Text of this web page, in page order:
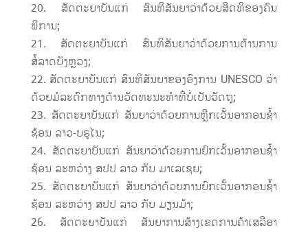
ສັດຕະຍາບັນແກ່ ສົນທິສັນຍາວ່າດ້ວຍສິດທິຂອງຄົນ
ພິການ;
ສັດຕະຍາບັນແກ່ ສົນທິສັນຍາວ່າດ້ວຍການຕ້ານການ
ສໍ້ລາດບັງຫຼວງ;
ສັດຕະຍາບັນແກ່ ສົນທິສັນຍາຂອງອົງການ UNESCO ວ່າ
ດ້ວຍມໍລະດົກທາງດ້ານວັດທະນະທຳທີ່ບໍ່ເປັນວັດຖຸ;
ສັດຕະຍາບັນແກ່ ສັນຍາວ່າດ້ວຍການຫຼີກເວັ້ນອາກອນຊ້ຳ
ຊ້ອນ ລາວ-ບຣູໄນ;
ສັດຕະຍາບັນແກ່ ສັນຍາວ່າດ້ວຍການຍົກເວັ້ນອາກອນຊ້ຳ
ຊ້ອນ ລະຫວ່າງ ສປປ ລາວ ກັບ ມາເລເຊຍ;
ສັດຕະຍາບັນແກ່ ສັນຍາວ່າດ້ວຍການຍົກເວັ້ນອາກອນຊ້ຳ
ຊ້ອນ ລະຫວ່າງ ສປປ ລາວ ກັບ ມຽນມ້າ;
ສັດຕະຍາບັນແກ່ ສັນຍາການສ້າງເຂດການຄ້າເສລີອາ